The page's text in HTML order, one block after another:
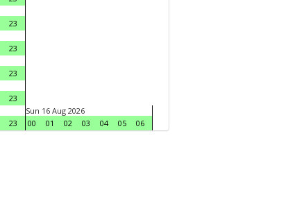
23
23
23
23
23
Sun 16 Aug 2026
00
01 02 03 04 05 06